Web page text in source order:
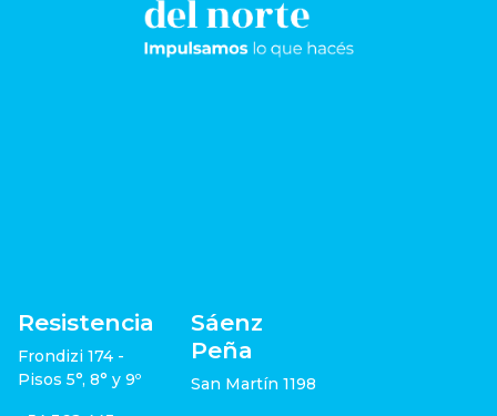
Resistencia
Frondizi 174 -
Pisos 5°, 8° y 9º
Sáenz
Peña
San Martín 1198